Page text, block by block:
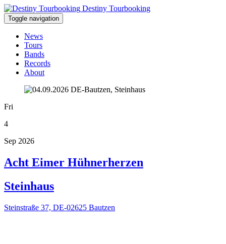
Destiny Tourbooking
Toggle navigation
News
Tours
Bands
Records
About
Fri
4
Sep 2026
Acht Eimer Hühnerherzen
Steinhaus
Steinstraße 37, DE-02625 Bautzen